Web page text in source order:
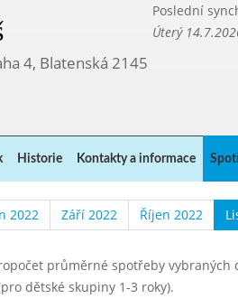
Poslední
Úterý
4, Blatenská 2145
Historie Kontakty a informace
2022 Září 2022 Říjen 2022
průměrné spotřeby
dětské skupiny 1-3 roky).